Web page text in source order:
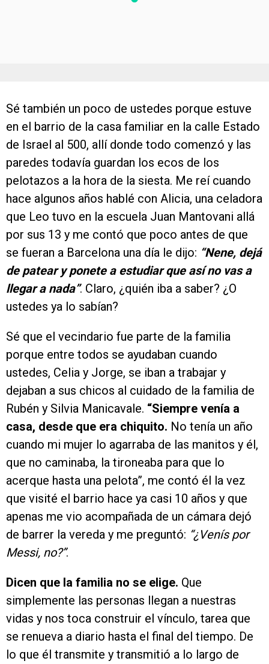
Sé también un poco de ustedes porque estuve
en el barrio de la casa familiar en la calle Estado
de Israel al 500, allí donde todo comenzó y las
paredes todavía guardan los ecos de los
pelotazos a la hora de la siesta. Me reí cuando
hace algunos años hablé con Alicia, una celadora
que Leo tuvo en la escuela Juan Mantovani allá
por sus 13 y me contó que poco antes de que
se fueran a Barcelona una día le dijo: “Nene, dejá
de patear y ponete a estudiar que así no vas a
llegar a nada”. Claro, ¿quién iba a saber? ¿O
ustedes ya lo sabían?
Sé que el vecindario fue parte de la familia
porque entre todos se ayudaban cuando
ustedes, Celia y Jorge, se iban a trabajar y
dejaban a sus chicos al cuidado de la familia de
Rubén y Silvia Manicavale. “Siempre venía a
casa, desde que era chiquito. No tenía un año
cuando mi mujer lo agarraba de las manitos y él,
que no caminaba, la tironeaba para que lo
acerque hasta una pelota”, me contó él la vez
que visité el barrio hace ya casi 10 años y que
apenas me vio acompañada de un cámara dejó
de barrer la vereda y me preguntó: “¿Venís por
Messi, no?”.
Dicen que la familia no se elige. Que
simplemente las personas llegan a nuestras
vidas y nos toca construir el vínculo, tarea que
se renueva a diario hasta el final del tiempo. De
lo que él transmite y transmitió a lo largo de